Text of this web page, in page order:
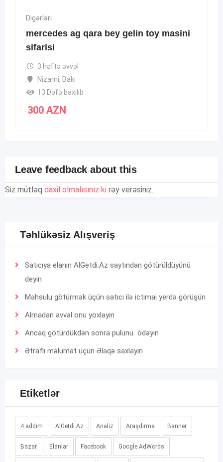
Digərləri
mercedes ag qara bey gelin toy masini
sifarisi
3 həftə əvvəl
Nizami, Bakı
13 Dəfə baxılıb
300 AZN
Leave feedback about this
Siz mütləq daxil olmalısınız ki rəy verəsiniz.
Təhlükəsiz Alışveriş
Satıcıya elanın AlGetdi.Az saytından götürüldüyünü
deyin
Məhsulu götürmək üçün satıcı ilə ictimai yerdə görüşün
Almadan əvvəl onu yoxlayın
Ancaq götürdükdən sonra pulunu ödəyin
Ətraflı məlumat üçün Əlaqə saxlayın
Etiketlər
4 addım AlGetdi.Az Analiz Araşdırma Banner
Bazar Elanlar Facebook Google AdWords